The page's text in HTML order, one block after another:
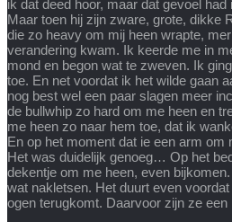
ik dat deed hoor, maar dat gevoel
Maar toen hij zijn zware, grote, dikke
die zo heavy om mij heen wrapte,
verandering kwam. Ik keerde me in
mond en begon wat te zweven. Ik
toe. En net voordat ik het wilde gaan
nog best wel een paar slagen meer
de bullwhip zo hard om me heen en
me heen zo naar hem toe, dat ik
En op het moment dat ie een arm om
Het was duidelijk genoeg… Op het
dekentje om me heen, even
wat nakletsen. Het duurt even
ogen terugkomt. Daarvoor zijn ze